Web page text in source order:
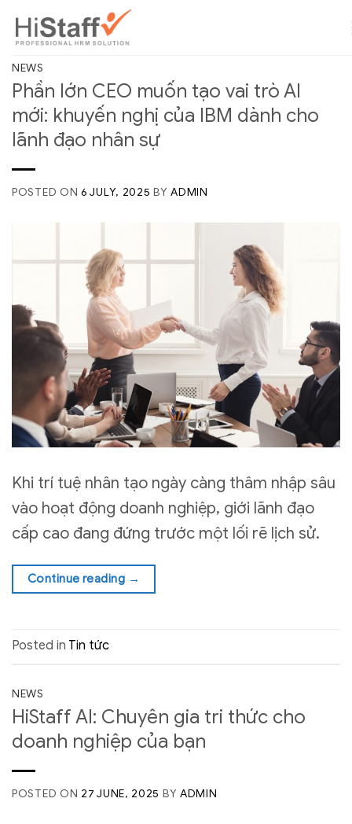
NEWS
Phần lớn CEO muốn tạo vai trò AI
mới: khuyến nghị của IBM dành cho
lãnh đạo nhân sự
POSTED ON 6 JULY, 2025 BYADMIN
Khi trí tuệ nhân tạo ngày càng thâm nhập sâu
vào hoạt động doanh nghiệp, giới lãnh đạo
cấp cao đang đứng trước một lối rẽ lịch sử.
Continue reading →
Posted in Tin tức
NEWS
HiStaff AI: Chuyên gia tri thức cho
doanh nghiệp của bạn
POSTED ON 27 JUNE, 2025 BY ADMIN